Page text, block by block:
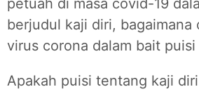
petuah di masa covid-19
berjudul kaji diri, bagaimana
virus corona dalam bait
Apakah puisi tentang kaji